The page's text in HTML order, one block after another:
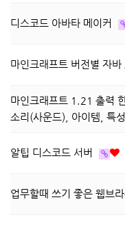
디스코드 아바타 메이커
마인크래프트 버전별 자바
마인크래프트 1.21 출력
소리(사운드), 아이템, 특
알팁 디스코드 서버
업무할때 쓰기 좋은 웹브